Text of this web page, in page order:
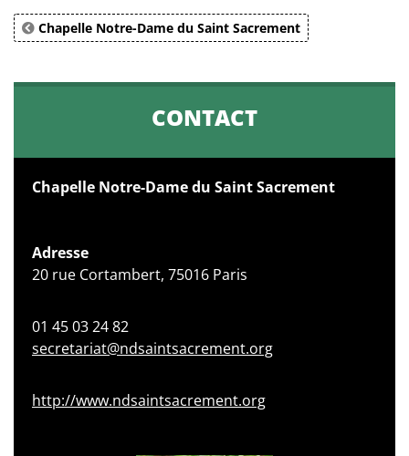
Chapelle Notre-Dame du Saint Sacrement
CONTACT
Chapelle Notre-Dame du Saint Sacrement
Adresse
20 rue Cortambert, 75016 Paris
01 45 03 24 82
secretariat@ndsaintsacrement.org
http://www.ndsaintsacrement.org